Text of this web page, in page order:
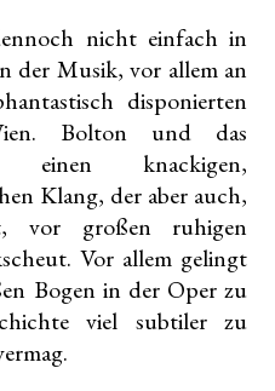
nicht einfach in
der Musik, vor allem an
disponierten
Bolton und das
einen knackigen,
Klang, der aber auch,
vor großen ruhigen
Vor allem gelingt
Bogen in der Oper zu
viel subtiler zu